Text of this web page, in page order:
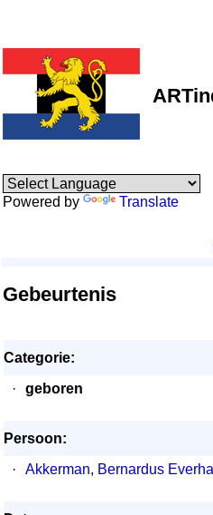
Powered by Translate
Gebeurtenis
Categorie:
·
geboren
Persoon:
·
Akkerman, Bernardus